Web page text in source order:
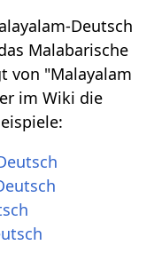
Deutsch
Malabarische
von "Malayalam
im Wiki die